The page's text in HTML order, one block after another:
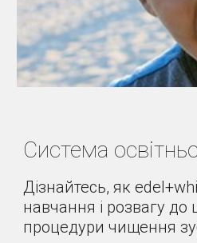
Система
Дізнайтесь, як
навчання і розвагу до
процедури чищення